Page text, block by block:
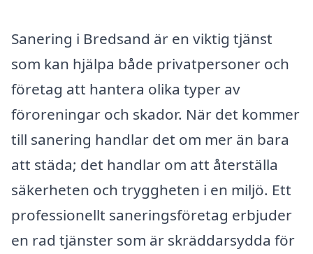
Sanering i Bredsand är en viktig tjänst
som kan hjälpa både privatpersoner och
företag att hantera olika typer av
föroreningar och skador. När det kommer
till sanering handlar det om mer än bara
att städa; det handlar om att återställa
säkerheten och tryggheten i en miljö. Ett
professionellt saneringsföretag erbjuder
en rad tjänster som är skräddarsydda för